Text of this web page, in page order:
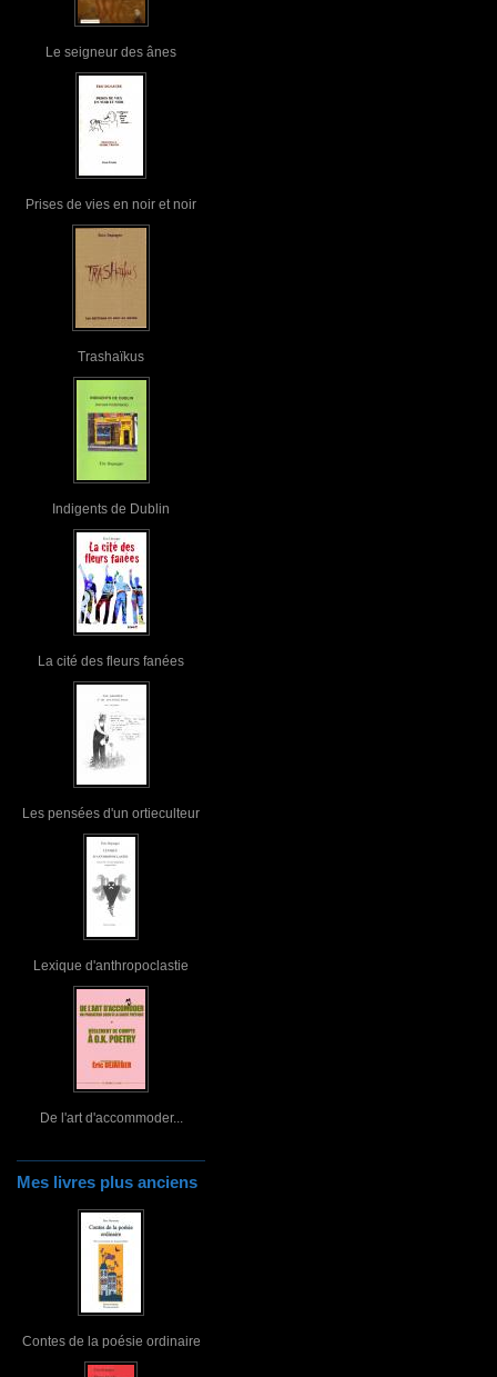
Le seigneur des ânes
Prises de vies en noir et noir
Trashaïkus
Indigents de Dublin
La cité des fleurs fanées
Les pensées d'un ortieculteur
Lexique d'anthropoclastie
De l'art d'accommoder...
Mes livres plus anciens
Contes de la poésie ordinaire